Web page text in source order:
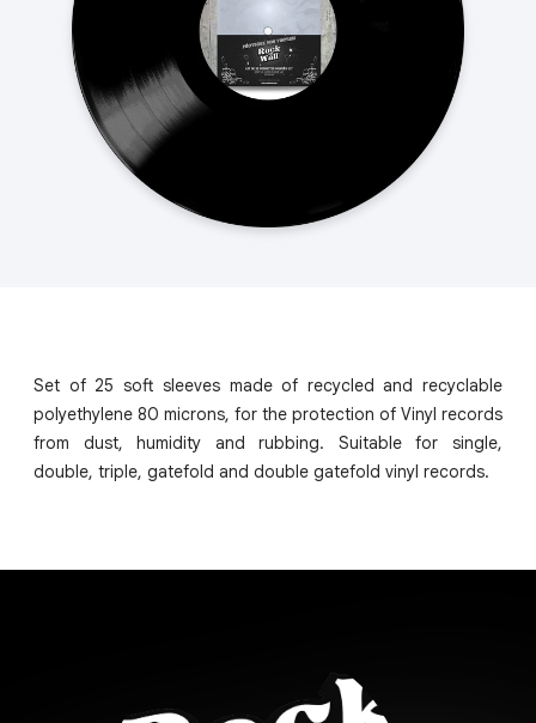
Set of 25 soft sleeves made of recycled and recyclable
polyethylene 80 microns, for the protection of Vinyl records
from dust, humidity and rubbing. Suitable for single,
double, triple, gatefold and double gatefold vinyl records.